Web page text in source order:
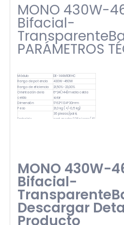
MONO 430W-
Bifacial-
PARÁMETROS
Módulo
DE-144M10RHC
Rango de potencia
430W-460W
Rango de eficiencia
21,50%-23,00%
Orientación de la
celda
6*24(144)media celda
solar
Dimensión
1762*1134*30mm
Peso
21,0 kg (+/-0,5 kg)
Embalaje
36 piezas/palé,
contenedor 936 piezas/40
MONO 430W-
Bifacial-
Descargar
Producto